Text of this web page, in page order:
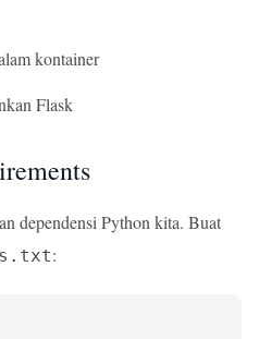
kontainer
Flask
dependensi Python kita. Buat
: